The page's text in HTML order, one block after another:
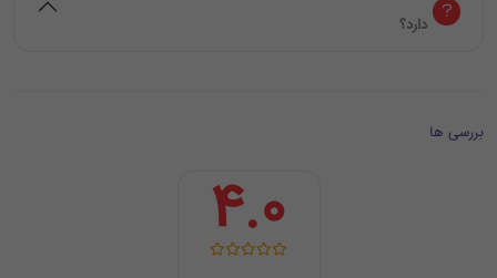
دارد؟
بررسی ها
4.0